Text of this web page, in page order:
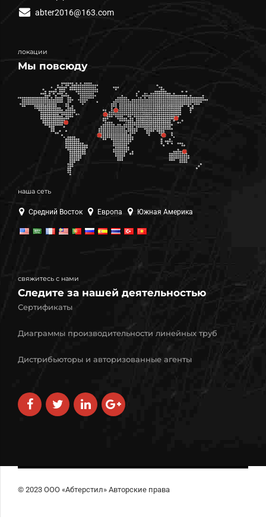
abter2016@163.com
локации
Мы повсюду
наша сеть
Средний Восток Европа Южная Америка
свяжитесь с нами
Следите за нашей деятельностью
Сертификаты
Диаграммы производительности линейных труб
Дистрибьюторы и авторизованные агенты
© 2023 ООО «Абтерстил» Авторские права